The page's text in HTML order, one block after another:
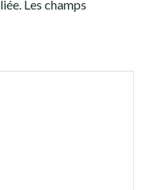
Les champs